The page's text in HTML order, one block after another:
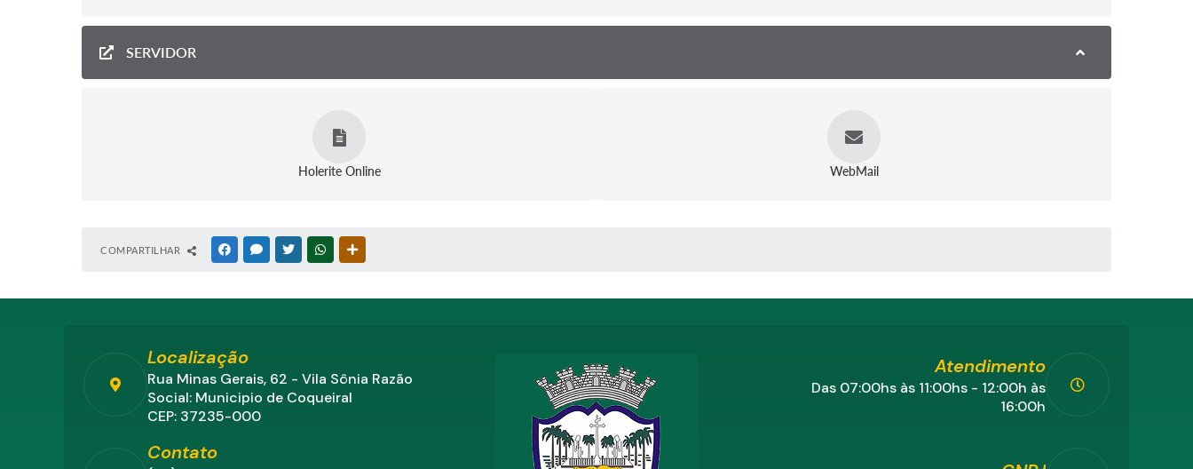
SERVIDOR
Holerite Online WebMail
COMPARTILHAR FACEBOOKMESSENGER
TWITTERWHATSAPP
Localização
Rua Minas Gerais, 62 - Vila Sônia Razão
Social: Municipio de Coqueiral
CEP: 37235-000
Contato
Atendimento
Das 07:00hs às 11:00hs - 12:00h às
16:00h